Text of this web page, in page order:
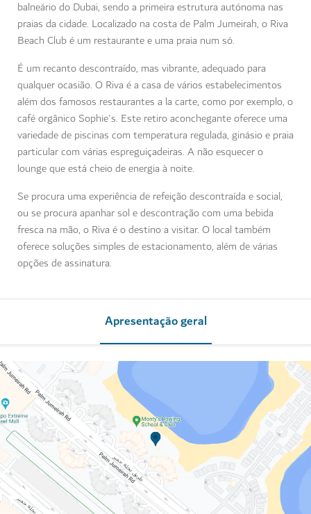
balneário do Dubai, sendo a primeira estrutura autónoma nas
praias da cidade. Localizado na costa de Palm Jumeirah, o Riva
Beach Club é um restaurante e uma praia num só.
É um recanto descontraído, mas vibrante, adequado para
qualquer ocasião. O Riva é a casa de vários estabelecimentos
além dos famosos restaurantes a la carte, como por exemplo, o
café orgânico Sophie's. Este retiro aconchegante oferece uma
variedade de piscinas com temperatura regulada, ginásio e praia
particular com várias espreguiçadeiras. A não esquecer o
lounge que está cheio de energia à noite.
Se procura uma experiência de refeição descontraída e social,
ou se procura apanhar sol e descontração com uma bebida
fresca na mão, o Riva é o destino a visitar. O local também
oferece soluções simples de estacionamento, além de várias
opções de assinatura.
Apresentação geral